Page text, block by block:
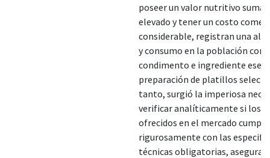
poseer un valor nutritivo
elevado y tener un costo
considerable, registran una
y consumo en la población
condimento e ingrediente
preparación de platillos
tanto, surgió la imperiosa
verificar analíticamente si los
ofrecidos en el mercado
rigurosamente con las
técnicas obligatorias,